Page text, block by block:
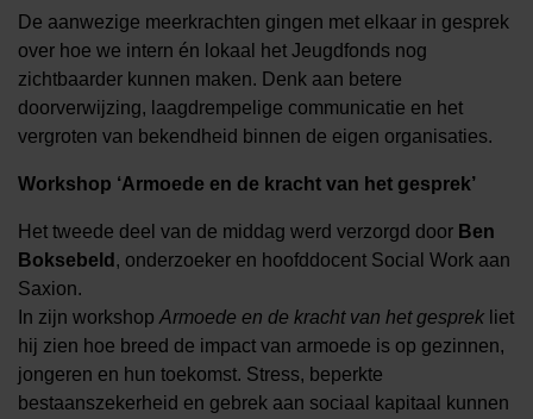
De aanwezige meerkrachten gingen met elkaar in gesprek
over hoe we intern én lokaal het Jeugdfonds nog
zichtbaarder kunnen maken. Denk aan betere
doorverwijzing, laagdrempelige communicatie en het
vergroten van bekendheid binnen de eigen organisaties.
Workshop ‘Armoede en de kracht van het gesprek’
Het tweede deel van de middag werd verzorgd door Ben
Boksebeld , onderzoeker en hoofddocent Social Work aan
Saxion.
In zijn workshop Armoede en de kracht van het gesprek liet
hij zien hoe breed de impact van armoede is op gezinnen,
jongeren en hun toekomst. Stress, beperkte
bestaanszekerheid en gebrek aan sociaal kapitaal kunnen